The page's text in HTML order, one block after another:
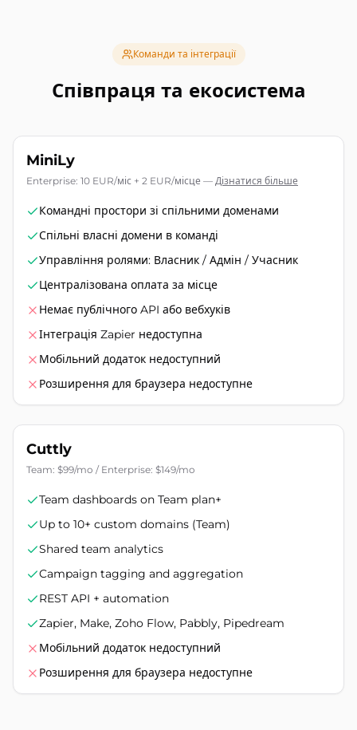
Команди та інтеграції
Співпраця та екосистема
MiniLy
Enterprise: 10 EUR/міс + 2 EUR/місце — Дізнатися більше
Командні простори зі спільними доменами
Спільні власні домени в команді
Управління ролями: Власник / Адмін / Учасник
Централізована оплата за місце
Немає публічного API або вебхуків
Інтеграція Zapier недоступна
Мобільний додаток недоступний
Розширення для браузера недоступне
Cuttly
Team: $99/mo / Enterprise: $149/mo
Team dashboards on Team plan+
Up to 10+ custom domains (Team)
Shared team analytics
Campaign tagging and aggregation
REST API + automation
Zapier, Make, Zoho Flow, Pabbly, Pipedream
Мобільний додаток недоступний
Розширення для браузера недоступне